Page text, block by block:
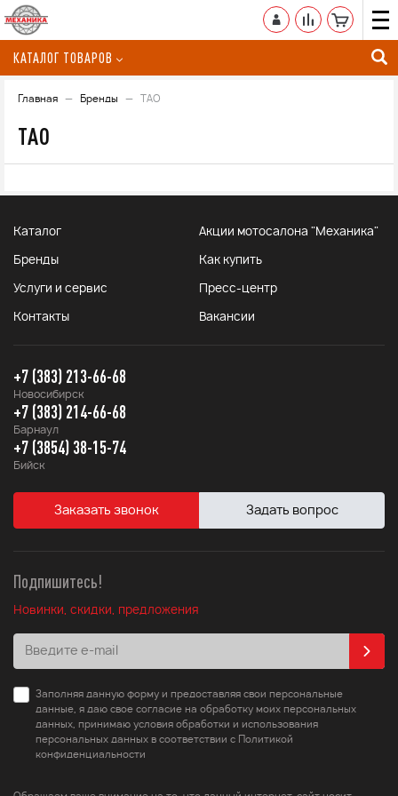
КАТАЛОГ ТОВАРОВ
Главная Бренды TAO
TAO
Каталог Акции мотосалона "Механика"
Бренды Как купить
Услуги и сервис Пресс-центр
Контакты Вакансии
+7 (383) 213-66-68
Новосибирск
+7 (383) 214-66-68
Барнаул
+7 (3854) 38-15-74
Бийск
Заказать звонок Задать вопрос
Подпишитесь!
Новинки, скидки, предложения
Заполняя данную форму и предоставляя свои персональные
данные, я даю свое согласие на обработку моих персональных
данных, принимаю условия обработки и использования
персональных данных в соответствии с Политикой
конфиденциальности